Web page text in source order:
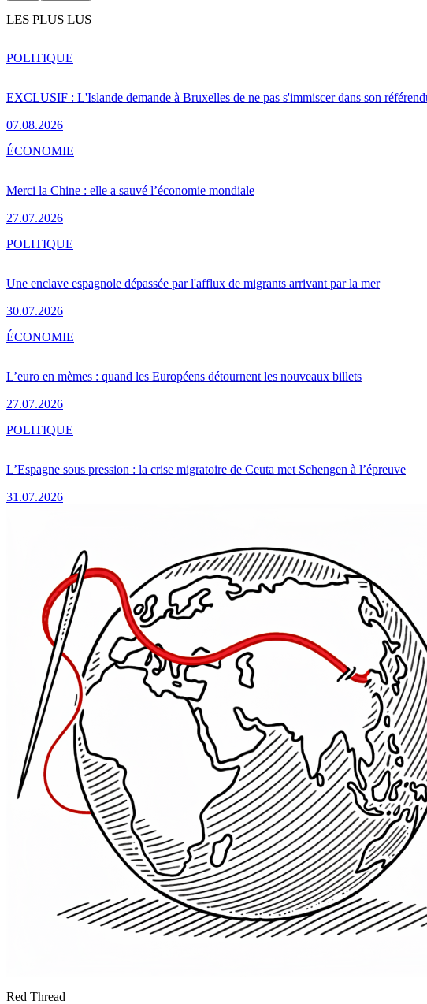
LES PLUS LUS
EXCLUSIF : L'Islande demande à Bruxelles de ne pas s'immiscer dans son
07.08.2026
POLITIQUE
Merci la Chine : elle a sauvé l’économie mondiale
27.07.2026
ÉCONOMIE
Une enclave espagnole dépassée par l'afflux de migrants arrivant par la mer
30.07.2026
POLITIQUE
L’euro en mèmes : quand les Européens détournent les nouveaux billets
27.07.2026
ÉCONOMIE
L’Espagne sous pression : la crise migratoire de Ceuta met Schengen à l’épreuve
31.07.2026
POLITIQUE
Red Thread